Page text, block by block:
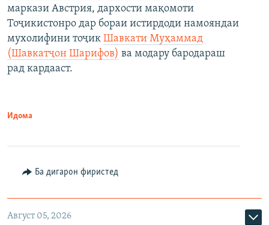
маркази Австрия, дархости мақомоти
Тоҷикистонро дар бораи истирдоди намояндаи
мухолифини тоҷик Шавкати Муҳаммад
(Шавкатҷон Шарифов) ва модару бародараш
рад кардааст.
Идома
Ба дигарон фиристед
Август 05, 2026